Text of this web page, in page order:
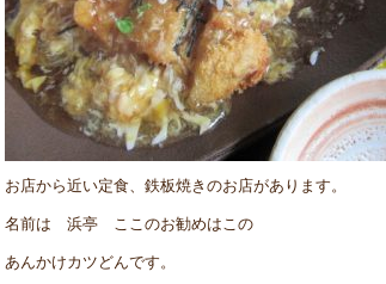
お店から近い定食、鉄板焼きのお店があります。
名前は 浜亭 ここのお勧めはこの
あんかけカツどんです。